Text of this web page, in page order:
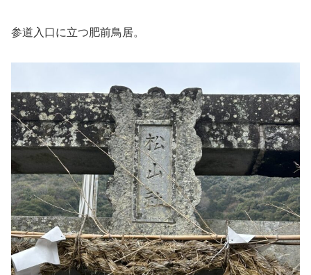
参道入口に立つ肥前鳥居。